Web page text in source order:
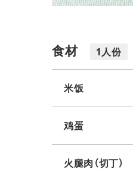
食材 1人份
米饭
鸡蛋
火腿肉（切丁）